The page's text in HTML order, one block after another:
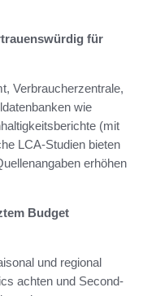
für
Verbraucherzentrale,
wie
(mit
LCA-Studien bieten
erhöhen
Budget
und regional
achten und Second-